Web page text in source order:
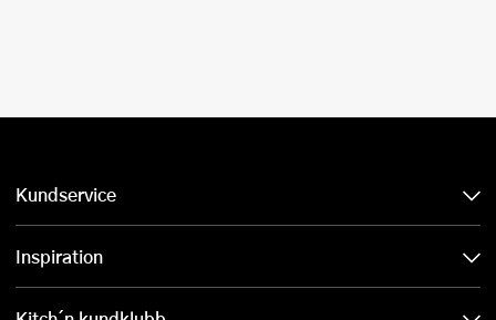
Kundservice
Inspiration